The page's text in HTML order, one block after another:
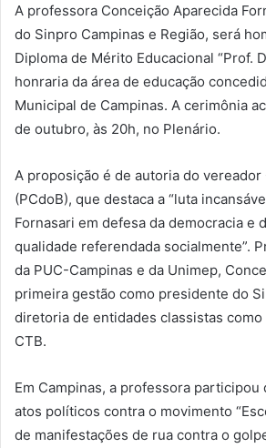
A professora Conceição Aparecida
do Sinpro Campinas e Região, será
Diploma de Mérito Educacional “Prof.
honraria da área de educação
Municipal de Campinas. A cerimônia
de outubro, às 20h, no Plenário.
A proposição é de autoria do vereador
(PCdoB), que destaca a “luta
Fornasari em defesa da democracia e
qualidade referendada socialmente”.
da PUC-Campinas e da Unimep,
primeira gestão como presidente do
diretoria de entidades classistas como
CTB.
Em Campinas, a professora participou
atos políticos contra o movimento
de manifestações de rua contra o